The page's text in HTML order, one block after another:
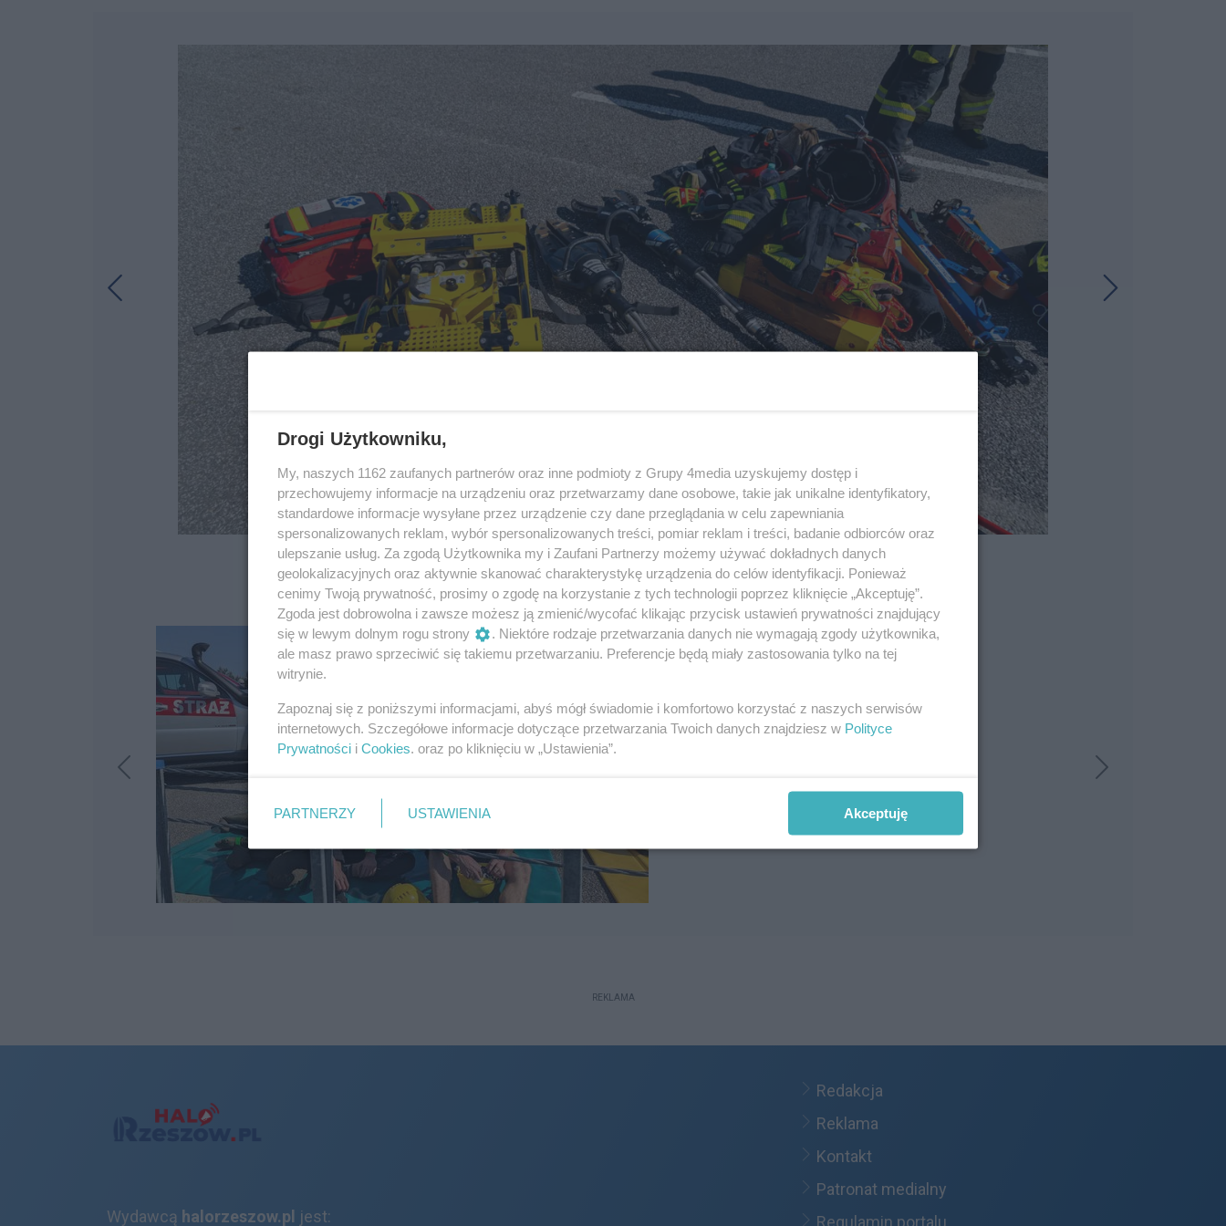
33 / 170
REKLAMA
Wydawcą halorzeszow.pl jest:
Redakcja
Reklama
Kontakt
Patronat medialny
Regulamin portalu
Drogi Użytkowniku,
My, naszych 1162 zaufanych partnerów oraz inne podmioty z Grupy 4media uzyskujemy dostęp i
przechowujemy informacje na urządzeniu oraz przetwarzamy dane osobowe, takie jak unikalne identyfikatory,
standardowe informacje wysyłane przez urządzenie czy dane przeglądania w celu zapewniania
spersonalizowanych reklam, wybór spersonalizowanych treści, pomiar reklam i treści, badanie odbiorców oraz
ulepszanie usług. Za zgodą Użytkownika my i Zaufani Partnerzy możemy używać dokładnych danych
geolokalizacyjnych oraz aktywnie skanować charakterystykę urządzenia do celów identyfikacji. Ponieważ
cenimy Twoją prywatność, prosimy o zgodę na korzystanie z tych technologii poprzez kliknięcie „Akceptuję”.
Zgoda jest dobrowolna i zawsze możesz ją zmienić/wycofać klikając przycisk ustawień prywatności znajdujący
się w lewym dolnym rogu strony
. Niektóre rodzaje przetwarzania danych nie wymagają zgody użytkownika,
ale masz prawo sprzeciwić się takiemu przetwarzaniu. Preferencje będą miały zastosowania tylko na tej
witrynie.
Zapoznaj się z poniższymi informacjami, abyś mógł świadomie i komfortowo korzystać z naszych serwisów
internetowych. Szczegółowe informacje dotyczące przetwarzania Twoich danych znajdziesz w Polityce
Prywatności i Cookies. oraz po kliknięciu w „Ustawienia”.
PARTNERZY USTAWIENIA Akceptuję